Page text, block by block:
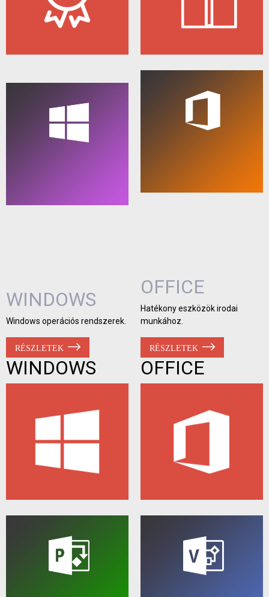
WINDOWS
Windows operációs rendszerek.
RÉSZLETEK
WINDOWS
OFFICE
Hatékony eszközök irodai
munkához.
RÉSZLETEK
OFFICE